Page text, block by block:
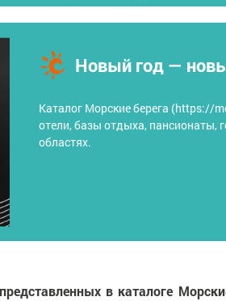
Новый год —
Каталог Морские берега (https://
отели, базы отдыха, пансионаты,
областях.
в каталоге